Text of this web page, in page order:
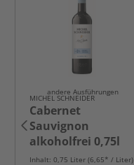
andere Ausführungen
MICHEL SCHNEIDER
Cabernet
Sauvignon
alkoholfrei 0,75l
Inhalt: 0,75 Liter (6,65* / Liter)